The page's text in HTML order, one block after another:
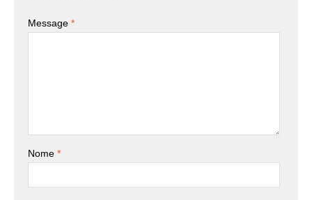
Message *
Nome *